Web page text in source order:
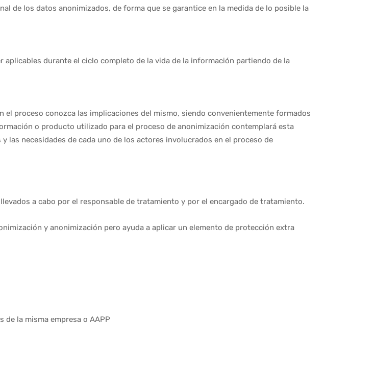
de los datos anonimizados, de forma que se garantice en la medida de lo posible la
durante el ciclo completo de la vida de la información partiendo de la
proceso conozca las implicaciones del mismo, siendo convenientemente formados
o producto utilizado para el proceso de anonimización contemplará esta
las necesidades de cada uno de los actores involucrados en el proceso de
a cabo por el responsable de tratamiento y por el encargado de tratamiento.
y anonimización pero ayuda a aplicar un elemento de protección extra
la misma empresa o AAPP